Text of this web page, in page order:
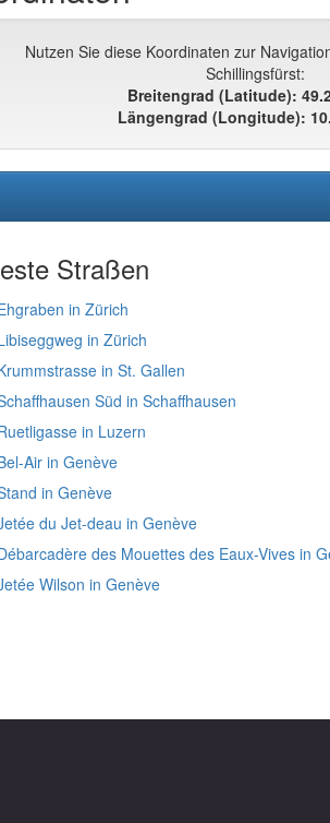
Nutzen Sie diese Koordinaten zur
Schillingsfürst:
Breitengrad (Latitude):
Längengrad (Longitude):
Straßen
in Zürich
in Zürich
in St. Gallen
Süd in Schaffhausen
in Luzern
Air in Genève
in Genève
du Jet-deau in Genève
des Mouettes des Eaux-Vives in
Wilson in Genève